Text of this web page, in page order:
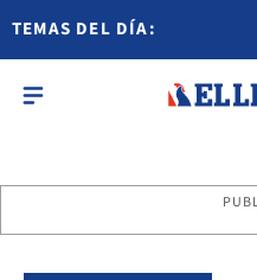
TEMAS DEL DÍA: